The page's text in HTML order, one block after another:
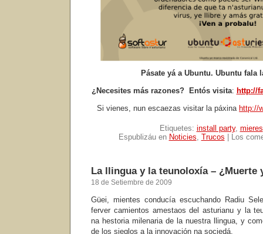
Pásate yá a Ubuntu. Ubuntu fala
¿Necesites más razones? Entós visita: http://
Si vienes, nun escaezas visitar la páxina http://
Etiquetes: install party, mieres
Espublizáu en Noticies, Trucos Los
La llingua y la teunoloxía – ¿Muerte
18 de Setiembre de 2009
Güei, mientes conducía escuchando Radiu
ferver camientos amestaos del asturianu y la
na hestoria milenaria de la nuestra llingua, y
de los sieglos a la innovación na sociedá.